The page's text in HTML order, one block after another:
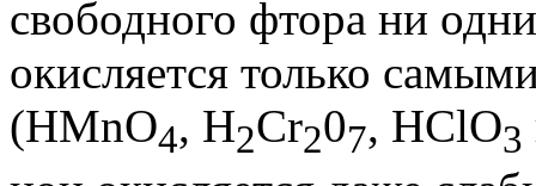
свободного фтора ни
окисляется только
(НМnO4, Н2Сr207, НСlO3